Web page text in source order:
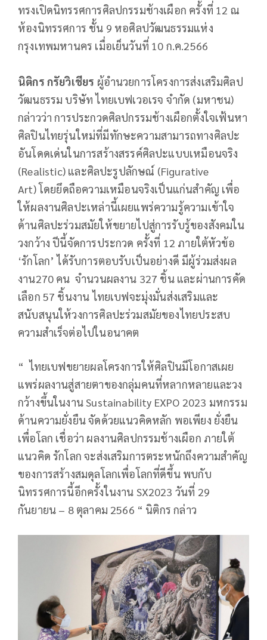
ทรงเปิดนิทรรศการศิลปกรรมช้างเผือก ครั้งที่ 12 ณ
ห้องนิทรรศการ ชั้น 9 หอศิลปวัฒนธรรมแห่ง
กรุงเทพมหานคร เมื่อเย็นวันที่ 10 ก.ค.2566
นิติกร กรัยวิเชียร ผู้อำนวยการโครงการส่งเสริมศิลป
วัฒนธรรม บริษัท ไทยเบฟเวอเรจ จำกัด (มหาชน)
กล่าวว่า การประกวดศิลปกรรมช้างเผือกตั้งใจเฟ้นหา
ศิลปินไทยรุ่นใหม่ที่มีทักษะความสามารถทางศิลปะ
อันโดดเด่นในการสร้างสรรค์ศิลปะแบบเหมือนจริง
(Realistic) และศิลปะรูปลักษณ์ (Figurative
Art) โดยยึดถือความเหมือนจริงเป็นแก่นสำคัญ เพื่อ
ให้ผลงานศิลปะเหล่านี้เผยแพร่ความรู้ความเข้าใจ
ด้านศิลปะร่วมสมัยให้ขยายไปสู่การรับรู้ของสังคมใน
วงกว้าง ปีนี้จัดการประกวด ครั้งที่ 12 ภายใต้หัวข้อ
‘รักโลก’ ได้รับการตอบรับเป็นอย่างดี มีผู้ร่วมส่งผล
งาน270 คน จำนวนผลงาน 327 ชิ้น และผ่านการคัด
เลือก 57 ชิ้นงาน ไทยเบฟจะมุ่งมั่นส่งเสริมและ
สนับสนุนให้วงการศิลปะร่วมสมัยของไทยประสบ
ความสำเร็จต่อไปในอนาคต
“ ไทยเบฟขยายผลโครงการให้ศิลปินมีโอกาสเผย
แพร่ผลงานสู่สายตาของกลุ่มคนที่หลากหลายและวง
กว้างขึ้นในงาน Sustainability EXPO 2023 มหกรรม
ด้านความยั่งยืน จัดด้วยแนวคิดหลัก พอเพียง ยั่งยืน
เพื่อโลก เชื่อว่า ผลงานศิลปกรรมช้างเผือก ภายใต้
แนวคิด รักโลก จะส่งเสริมการตระหนักถึงความสำคัญ
ของการสร้างสมดุลโลกเพื่อโลกที่ดีขึ้น พบกับ
นิทรรศการนี้อีกครั้งในงาน SX2023 วันที่ 29
กันยายน – 8 ตุลาคม 2566 “ นิติกร กล่าว